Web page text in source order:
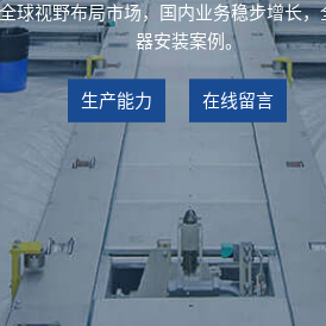
球视野布局市场，国内业务稳步增长
器安装案例。
生产能力 在线留言